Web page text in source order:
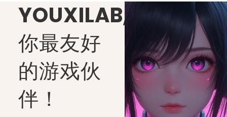
YOUXILAB,
你最友好
的游戏伙
伴！